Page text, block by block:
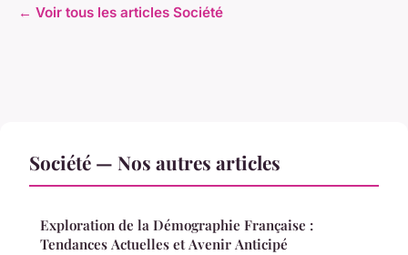
← Voir tous les articles Société
Société — Nos autres articles
Exploration de la Démographie Française :
Tendances Actuelles et Avenir Anticipé